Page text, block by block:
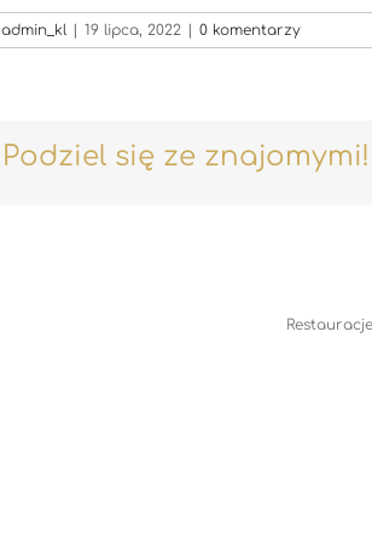
admin_kl | 19 lipca, 2022 | 0 komentarzy
Podziel się ze znajomymi!